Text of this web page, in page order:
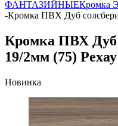
ФАНТАЗИЙНЫЕКромка
-Кромка ПВХ Дуб
Кромка ПВХ Дуб
19/2мм (75) Рехау
Новинка